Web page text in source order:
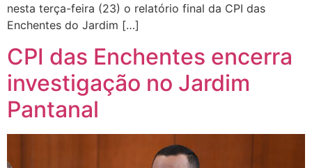
nesta terça-feira (23) o relatório final da CPI das
Enchentes do Jardim […]
CPI das Enchentes encerra
investigação no Jardim
Pantanal